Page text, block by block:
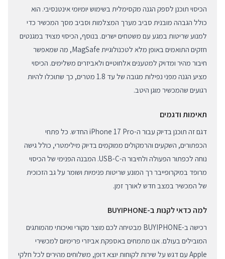
הכיסוי תוכנן לספק הגנה מקסימלית בשימוש יומיומי אינטנסיבי. הוא
כולל הגבהה מובנית סביב מערך המצלמות וסביב מסך המכשיר כדי
למנוע שריטות במגע עם משטחים ישרים. בנוסף, הכיסוי מצויד במגנטים
חזקים התואמים באופן מלא לטכנולוגיית MagSafe, מה שמאפשר
חיבור מהיר ומדויק למטענים אלחוטיים ולאביזרים משלימים. הכיסוי
מציע הגנה מפני נפילות מגובה של עד 1.8 מטרים, כך שתוכלו להיות
רגועים שהמכשיר מוגן היטב.
תאימות ודגמים
דגם זה תוכנן בדיוק עבור ה-iPhone 17 Pro החדש. כל פתחי
הכפתורים, השקעים והרמקולים ממוקמים בדיוק מילימטרי, כולל גישה
נוחה לכפתור הפעולה ולחיבור ה-USB-C. המבנה הפנימי של הכיסוי
מרופד במיקרופייבר רך המונע שריטות פנימיות ושומר על גב הזכוכית
של המכשיר במצב חדש לאורך זמן.
למה כדאי לקנות ב-BUYIPHONE
רכישה ב-BUYIPHONE מבטיחה לכם מוצר מקורי ואיכותי מהמותגים
המובילים בעולם. אנו מתמחים באספקת אביזרי פרימיום למכשירי
Apple עם דגש על שירות לקוחות יוצא דופן, משלוחים מהירים לכל חלקי